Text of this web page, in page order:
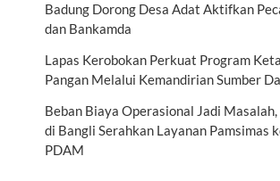
Badung Dorong Desa Adat Aktifkan
dan Bankamda
Lapas Kerobokan Perkuat Program
Pangan Melalui Kemandirian Sumber
Beban Biaya Operasional Jadi Masalah,
di Bangli Serahkan Layanan Pamsimas
PDAM